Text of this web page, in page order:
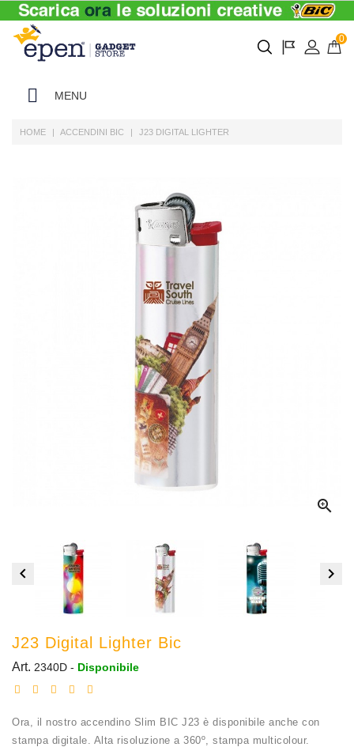
0
MENU
HOME ACCENDINI BIC J23 DIGITAL LIGHTER

 
J23 Digital Lighter Bic
Art. 2340D - Disponibile
Ora, il nostro accendino Slim BIC J23 è disponibile anche con
stampa digitale. Alta risoluzione a 360º, stampa multicolour.